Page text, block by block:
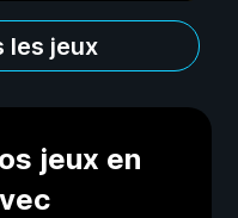
les jeux
jeux en